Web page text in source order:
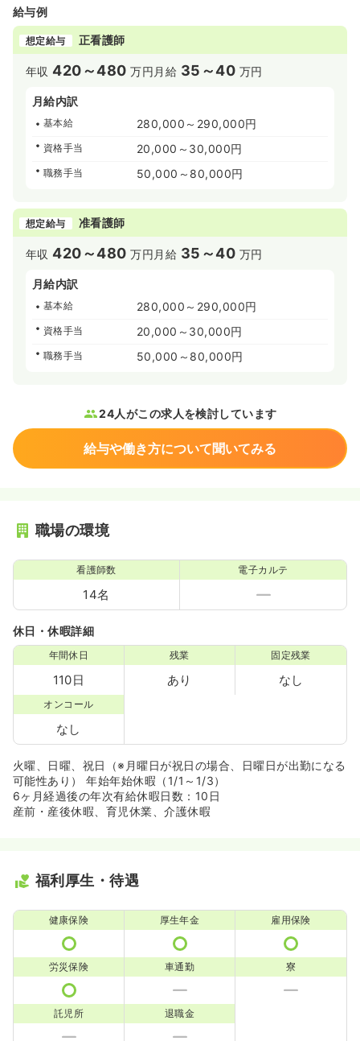
給与例
想定給与 正看護師
年収420～480 万円 月給 35～40 万円
月給内訳
基本給 280,000～290,000円
資格手当 20,000～30,000円
職務手当 50,000～80,000円
想定給与 准看護師
年収420～480 万円 月給 35～40 万円
月給内訳
基本給 280,000～290,000円
資格手当 20,000～30,000円
職務手当 50,000～80,000円
24人がこの求人を検討しています
給与や働き方について聞いてみる
職場の環境
看護師数
14名
電子カルテ
休日・休暇詳細
年間休日
110日
残業
あり
固定残業
なし
オンコール
なし
火曜、日曜、祝日（※月曜日が祝日の場合、日曜日が出勤になる
可能性あり） 年始年始休暇（1/1～1/3）
6ヶ月経過後の年次有給休暇日数：10日
産前・産後休暇、育児休業、介護休暇
福利厚生・待遇
健康保険 厚生年金 雇用保険
労災保険 車通勤 寮
託児所 退職金